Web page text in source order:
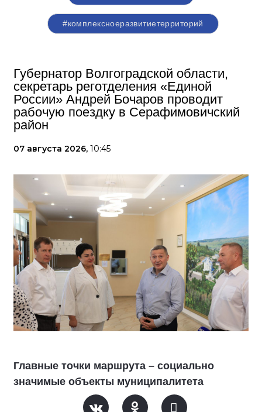
#комплексноеразвитиетерриторий
Губернатор Волгоградской области,
секретарь реготделения «Единой
России» Андрей Бочаров проводит
рабочую поездку в Серафимовичский
район
07 августа 2026, 10:45
Главные точки маршрута – социально
значимые объекты муниципалитета